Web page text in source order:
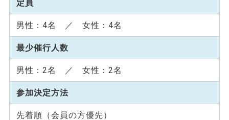
定員
男性：4名 ／ 女性：4名
最少催行人数
男性：2名 ／ 女性：2名
参加決定方法
先着順（会員の方優先）